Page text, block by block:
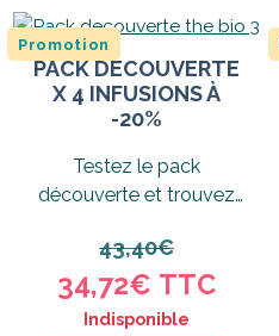
Promotion
PACK DÉCOUVERTE
X 4 INFUSIONS À
-20%
Testez le pack
découverte et trouvez
Tea W préféré...
43,40€
34,72€ TTC
Indisponible